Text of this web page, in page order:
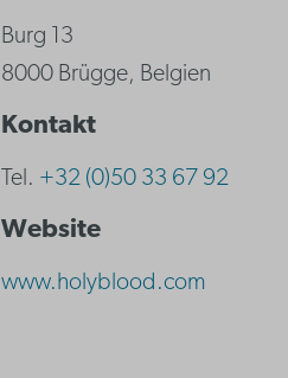
Burg 13
8000 Brügge, Belgien
Kontakt
Tel. +32 (0)50 33 67 92
Website
www.holyblood.com